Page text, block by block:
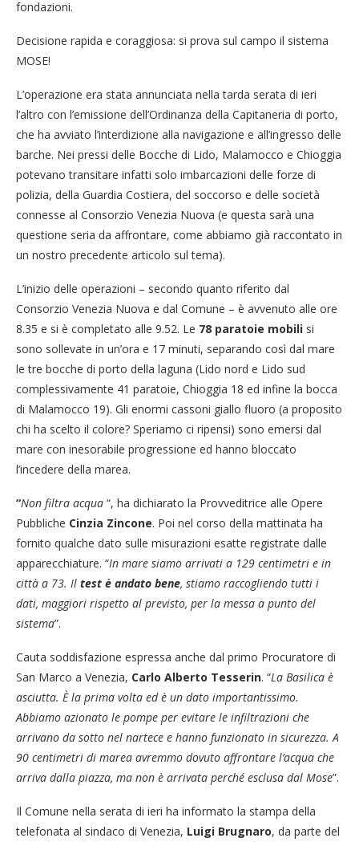
fondazioni.
Decisione rapida e coraggiosa: si prova sul campo il sistema
MOSE!
L’operazione era stata annunciata nella tarda serata di ieri
l’altro con l’emissione dell’Ordinanza della Capitaneria di porto,
che ha avviato l’interdizione alla navigazione e all’ingresso delle
barche. Nei pressi delle Bocche di Lido, Malamocco e Chioggia
potevano transitare infatti solo imbarcazioni delle forze di
polizia, della Guardia Costiera, del soccorso e delle società
connesse al Consorzio Venezia Nuova (e questa sarà una
questione seria da affrontare, come abbiamo già raccontato in
un nostro precedente articolo sul tema).
L’inizio delle operazioni – secondo quanto riferito dal
Consorzio Venezia Nuova e dal Comune – è avvenuto alle ore
8.35 e si è completato alle 9.52. Le 78 paratoie mobili si
sono sollevate in un’ora e 17 minuti, separando così dal mare
le tre bocche di porto della laguna (Lido nord e Lido sud
complessivamente 41 paratoie, Chioggia 18 ed infine la bocca
di Malamocco 19). Gli enormi cassoni giallo fluoro (a proposito
chi ha scelto il colore? Speriamo ci ripensi) sono emersi dal
mare con inesorabile progressione ed hanno bloccato
l’incedere della marea.
“Non filtra acqua “, ha dichiarato la Provveditrice alle Opere
Pubbliche Cinzia Zincone. Poi nel corso della mattinata ha
fornito qualche dato sulle misurazioni esatte registrate dalle
apparecchiature. “In mare siamo arrivati a 129 centimetri e in
città a 73. Il test è andato bene, stiamo raccogliendo tutti i
dati, maggiori rispetto al previsto, per la messa a punto del
sistema”.
Cauta soddisfazione espressa anche dal primo Procuratore di
San Marco a Venezia, Carlo Alberto Tesserin. “La Basilica è
asciutta. È la prima volta ed è un dato importantissimo.
Abbiamo azionato le pompe per evitare le infiltrazioni che
arrivano da sotto nel nartece e hanno funzionato in sicurezza. A
90 centimetri di marea avremmo dovuto affrontare l’acqua che
arriva dalla piazza, ma non è arrivata perché esclusa dal Mose”.
Il Comune nella serata di ieri ha informato la stampa della
telefonata al sindaco di Venezia, Luigi Brugnaro, da parte del